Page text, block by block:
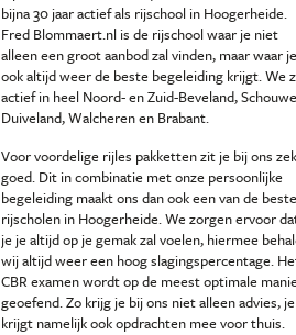
bijna 30 jaar actief als rijschool in Hoogerheide.
Fred Blommaert.nl is de rijschool waar je niet
alleen een groot aanbod zal vinden, maar waar je
ook altijd weer de beste begeleiding krijgt. We
actief in heel Noord- en Zuid-Beveland,
Duiveland, Walcheren en Brabant.
Voor voordelige rijles pakketten zit je bij ons
goed. Dit in combinatie met onze persoonlijke
begeleiding maakt ons dan ook een van de beste
rijscholen in Hoogerheide. We zorgen ervoor
je je altijd op je gemak zal voelen, hiermee
wij altijd weer een hoog slagingspercentage.
CBR examen wordt op de meest optimale
geoefend. Zo krijg je bij ons niet alleen advies, je
krijgt namelijk ook opdrachten mee voor thuis.